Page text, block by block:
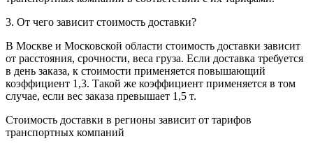
3. От чего зависит стоимость доставки?
В Москве и Московской области стоимость доставки зависит
от расстояния, срочности, веса груза. Если доставка требуется
в день заказа, к стоимости применяется повышающий
коэффициент 1,3. Такой же коэффициент применяется в том
случае, если вес заказа превышает 1,5 т.
Стоимость доставки в регионы зависит от тарифов
транспортных компаний